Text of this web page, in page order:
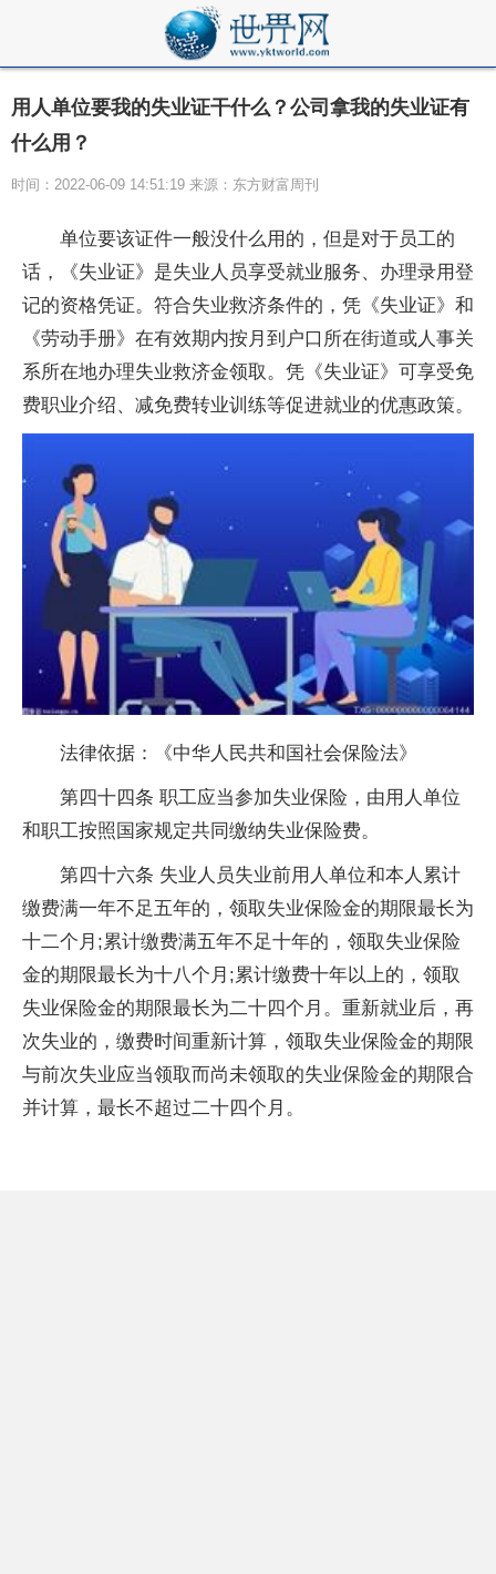
用人单位要我的失业证干什么？公司拿我的失业证有
什么用？
时间：2022-06-09 14:51:19 来源：东方财富周刊
单位要该证件一般没什么用的，但是对于员工的
话，《失业证》是失业人员享受就业服务、办理录用登
记的资格凭证。符合失业救济条件的，凭《失业证》和
《劳动手册》在有效期内按月到户口所在街道或人事关
系所在地办理失业救济金领取。凭《失业证》可享受免
费职业介绍、减免费转业训练等促进就业的优惠政策。
法律依据：《中华人民共和国社会保险法》
第四十四条 职工应当参加失业保险，由用人单位
和职工按照国家规定共同缴纳失业保险费。
第四十六条 失业人员失业前用人单位和本人累计
缴费满一年不足五年的，领取失业保险金的期限最长为
十二个月;累计缴费满五年不足十年的，领取失业保险
金的期限最长为十八个月;累计缴费十年以上的，领取
失业保险金的期限最长为二十四个月。重新就业后，再
次失业的，缴费时间重新计算，领取失业保险金的期限
与前次失业应当领取而尚未领取的失业保险金的期限合
并计算，最长不超过二十四个月。